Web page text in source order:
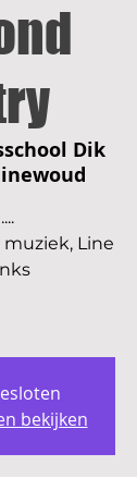
Dik
Line
bekijken